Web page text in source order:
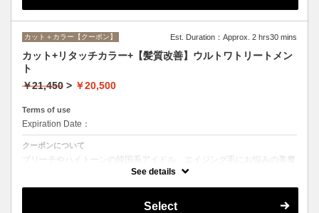
カット＋カラー【クーポン】 Est. Duration：Approx. 2 hrs30 mins
カット+リタッチカラー+【髪質改善】ウルトワトリートメン
ト
￥21,450 > ￥20,500
Terms of use
Expiration Date：
クーポンについて
ブリーチやハイトーンの韓国系アイドル、エイジング毛にお悩みの美魔
女も夢中！全ての世代、髪質、メニューに対応できる髪質改善トリート
See details
Select